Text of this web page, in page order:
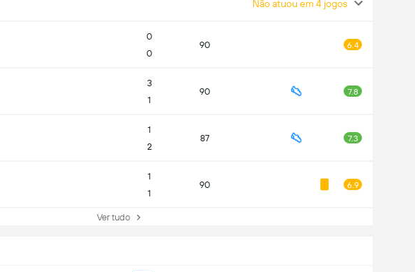
Não atuou em 4 jogos
0
0
90 6.4
3
1
90 7.8
1
2
87 7.3
1
1
90 6.9
Ver tudo